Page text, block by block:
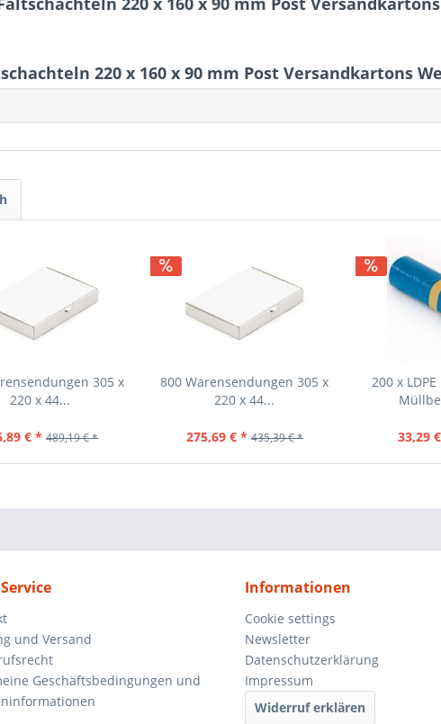
220 x 160 x 90 mm Post Versandkartons
305 x
220 x 44...
€ * 489,19 € *
800 Warensendungen 305 x
220 x 44...
275,69 € * 435,39 € *
200 x
33,29
und Versand
Geschäftsbedingungen und
Informationen
Cookie settings
Newsletter
Datenschutzerklärung
Impressum
Widerruf erklären